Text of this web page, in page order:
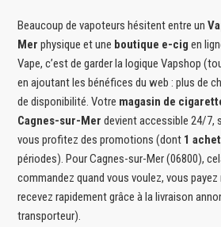
Beaucoup de vapoteurs hésitent entre un
Mer physique et une boutique e-cig en
Vape, c’est de garder la logique Vapshop
en ajoutant les bénéfices du web : plus de
de disponibilité. Votre magasin de
Cagnes-sur-Mer devient accessible 24/7,
vous profitez des promotions (dont 1
périodes). Pour Cagnes-sur-Mer (06800),
commandez quand vous voulez, vous
recevez rapidement grâce à la livraison
transporteur).